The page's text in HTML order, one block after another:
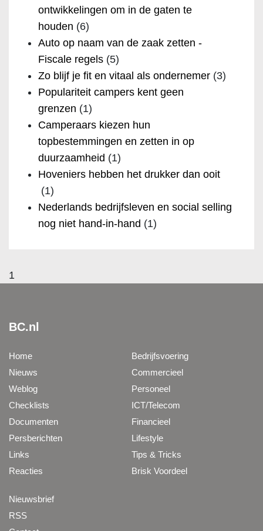
ontwikkelingen om in de gaten te
houden (6)
Auto op naam van de zaak zetten -
Fiscale regels (5)
Zo blijf je fit en vitaal als ondernemer (3)
Populariteit campers kent geen
grenzen (1)
Camperaars kiezen hun
topbestemmingen en zetten in op
duurzaamheid (1)
Hoveniers hebben het drukker dan ooit
(1)
Nederlands bedrijfsleven en social selling
nog niet hand-in-hand (1)
1
BC.nl
Home
Nieuws
Weblog
Checklists
Documenten
Persberichten
Links
Reacties
Bedrijfsvoering
Commercieel
Personeel
ICT/Telecom
Financieel
Lifestyle
Tips & Tricks
Brisk Voordeel
Nieuwsbrief
RSS